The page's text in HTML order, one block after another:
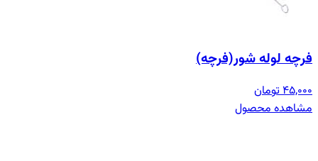
فرچه لوله شور(فرچه)
45,000 تومان
مشاهده محصول